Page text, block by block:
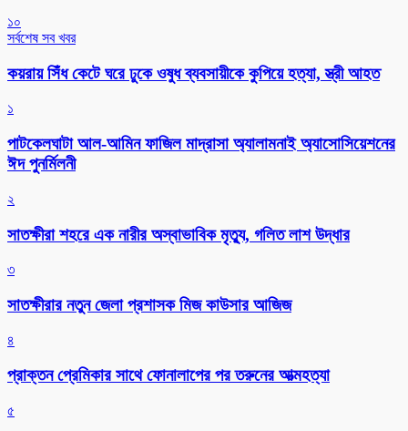
১০
সর্বশেষ সব খবর
কয়রায় সিঁধ কেটে ঘরে ঢুকে ওষুধ ব্যবসায়ীকে কুপিয়ে হত্যা, স্ত্রী আহত
১
পাটকেলঘাটা আল-আমিন ফাজিল মাদ্রাসা অ্যালামনাই অ্যাসোসিয়েশনের
ঈদ পুনর্মিলনী
২
সাতক্ষীরা শহরে এক নারীর অস্বাভাবিক মৃত্যু, গলিত লাশ উদ্ধার
৩
সাতক্ষীরার নতুন জেলা প্রশাসক মিজ কাউসার আজিজ
৪
প্রাক্তন প্রেমিকার সাথে ফোনালাপের পর তরুনের আত্মহত্যা
৫